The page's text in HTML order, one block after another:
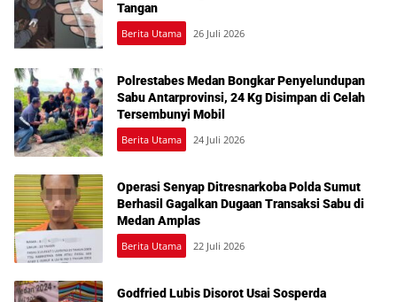
Tangan
Berita Utama 26 Juli 2026
Polrestabes Medan Bongkar Penyelundupan
Sabu Antarprovinsi, 24 Kg Disimpan di Celah
Tersembunyi Mobil
Berita Utama 24 Juli 2026
Operasi Senyap Ditresnarkoba Polda Sumut
Berhasil Gagalkan Dugaan Transaksi Sabu di
Medan Amplas
Berita Utama 22 Juli 2026
Godfried Lubis Disorot Usai Sosperda